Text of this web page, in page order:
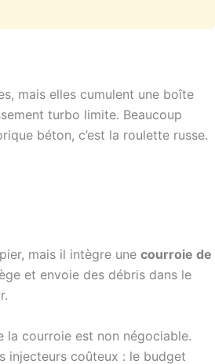
mais elles cumulent une boîte
turbo limite. Beaucoup
béton, c’est la roulette russe.
mais il intègre une courroie de
et envoie des débris dans le
courroie est non négociable.
injecteurs coûteux : le budget